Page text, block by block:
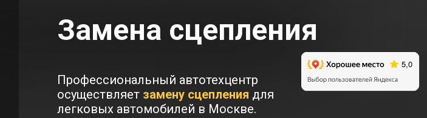
Замена сцепления
Профессиональный автотехцентр
осуществляет замену сцепления для
легковых автомобилей в Москве.